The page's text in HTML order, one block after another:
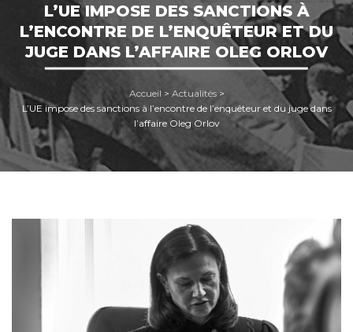
L’UE IMPOSE DES SANCTIONS À
L’ENCONTRE DE L’ENQUÊTEUR ET DU
JUGE DANS L’AFFAIRE OLEG ORLOV
Accueil > Actualités>
L’UE impose des sanctions à l’encontre de l’enquêteur et du juge dans
l’affaire Oleg Orlov